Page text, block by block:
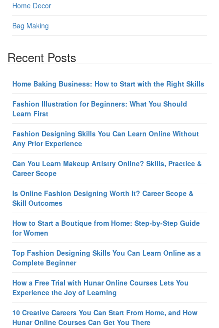
Home Decor
Bag Making
Recent Posts
Home Baking Business: How to Start with the Right Skills
Fashion Illustration for Beginners: What You Should
Learn First
Fashion Designing Skills You Can Learn Online Without
Any Prior Experience
Can You Learn Makeup Artistry Online? Skills, Practice &
Career Scope
Is Online Fashion Designing Worth It? Career Scope &
Skill Outcomes
How to Start a Boutique from Home: Step-by-Step Guide
for Women
Top Fashion Designing Skills You Can Learn Online as a
Complete Beginner
How a Free Trial with Hunar Online Courses Lets You
Experience the Joy of Learning
10 Creative Careers You Can Start From Home, and How
Hunar Online Courses Can Get You There